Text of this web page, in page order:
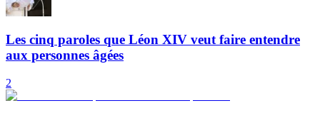
Les cinq paroles que Léon XIV veut faire entendre
aux personnes âgées
2